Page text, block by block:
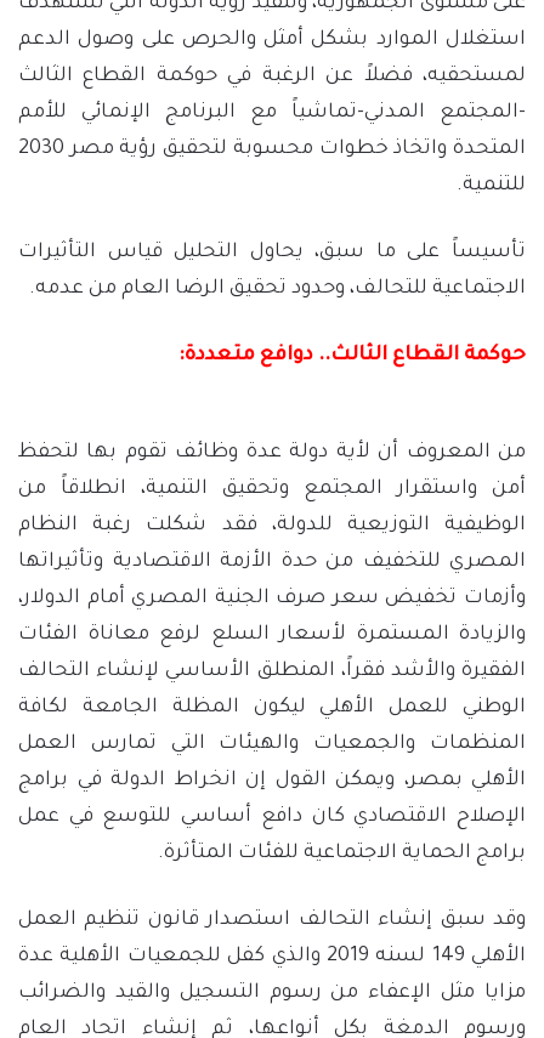
استغلال الموارد بشكل أمثل والحرص على وصول الدعم
لمستحقيه، فضلاً عن الرغبة في حوكمة القطاع الثالث
-المجتمع المدني-تماشياً مع البرنامج الإنمائي للأمم
المتحدة واتخاذ خطوات محسوبة لتحقيق رؤية مصر 2030
للتنمية.
تأسيساً على ما سبق، يحاول التحليل قياس التأثيرات
الاجتماعية للتحالف، وحدود تحقيق الرضا العام من عدمه.
حوكمة القطاع الثالث.. دوافع متعددة:
من المعروف أن لأية دولة عدة وظائف تقوم بها لتحفظ
أمن واستقرار المجتمع وتحقيق التنمية، انطلاقاً من
الوظيفية التوزيعية للدولة، فقد شكلت رغبة النظام
المصري للتخفيف من حدة الأزمة الاقتصادية وتأثيراتها
وأزمات تخفيض سعر صرف الجنية المصري أمام الدولار،
والزيادة المستمرة لأسعار السلع لرفع معاناة الفئات
الفقيرة والأشد فقراً، المنطلق الأساسي لإنشاء التحالف
الوطني للعمل الأهلي ليكون المظلة الجامعة لكافة
المنظمات والجمعيات والهيئات التي تمارس العمل
الأهلي بمصر، ويمكن القول إن انخراط الدولة في برامج
الإصلاح الاقتصادي كان دافع أساسي للتوسع في عمل
برامج الحماية الاجتماعية للفئات المتأثرة.
وقد سبق إنشاء التحالف استصدار قانون تنظيم العمل
الأهلي 149 لسنه 2019 والذي كفل للجمعيات الأهلية عدة
مزايا مثل الإعفاء من رسوم التسجيل والقيد والضرائب
ورسوم الدمغة بكل أنواعها، ثم إنشاء اتحاد العام